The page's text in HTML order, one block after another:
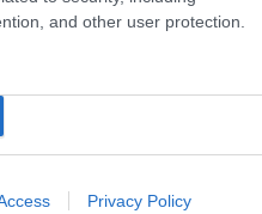
and other user protection.
Privacy Policy